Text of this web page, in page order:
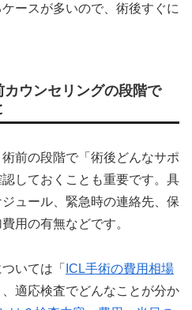
ースが多いので、術後すぐに
ウンセリングの段階で
前の段階で「術後どんなサポ
しておくことも重要です。具
ュール、緊急時の連絡先、保
用の有無などです。
いては「 ICL手術の費用相場
、適応検査でどんなことが分か